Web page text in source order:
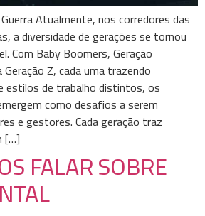
Atualmente, nos corredores das
a diversidade de gerações se tornou
Com Baby Boomers, Geração
Z, cada uma trazendo
estilos de trabalho distintos, os
como desafios a serem
e gestores. Cada geração traz
[…]
FALAR SOBRE